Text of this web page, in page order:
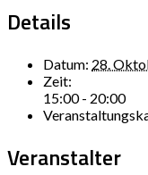
Details
Datum: 28.
Zeit:
15:00 - 20:00
Veranstalter